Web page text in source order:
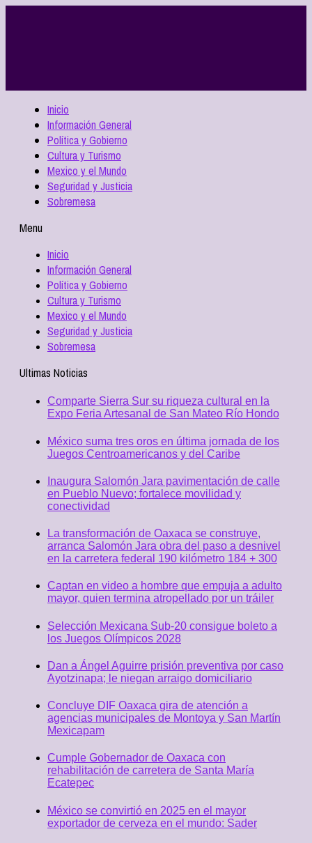
Inicio
Información General
Política y Gobierno
Cultura y Turismo
Mexico y el Mundo
Seguridad y Justicia
Sobremesa
Menu
Inicio
Información General
Política y Gobierno
Cultura y Turismo
Mexico y el Mundo
Seguridad y Justicia
Sobremesa
Ultimas Noticias
Comparte Sierra Sur su riqueza cultural en la
Expo Feria Artesanal de San Mateo Río Hondo
México suma tres oros en última jornada de los
Juegos Centroamericanos y del Caribe
Inaugura Salomón Jara pavimentación de calle
en Pueblo Nuevo; fortalece movilidad y
conectividad
La transformación de Oaxaca se construye,
arranca Salomón Jara obra del paso a desnivel
en la carretera federal 190 kilómetro 184 + 300
Captan en video a hombre que empuja a adulto
mayor, quien termina atropellado por un tráiler
Selección Mexicana Sub-20 consigue boleto a
los Juegos Olímpicos 2028
Dan a Ángel Aguirre prisión preventiva por caso
Ayotzinapa; le niegan arraigo domiciliario
Concluye DIF Oaxaca gira de atención a
agencias municipales de Montoya y San Martín
Mexicapam
Cumple Gobernador de Oaxaca con
rehabilitación de carretera de Santa María
Ecatepec
México se convirtió en 2025 en el mayor
exportador de cerveza en el mundo: Sader